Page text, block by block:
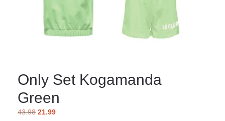
Only Set Kogamanda
Green
43.98 21.99